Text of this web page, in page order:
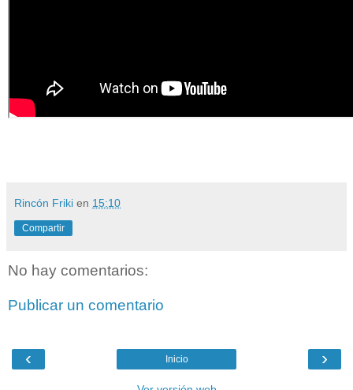
Rincón Friki en 15:10
Compartir
No hay comentarios:
Publicar un comentario
‹ ›
Inicio